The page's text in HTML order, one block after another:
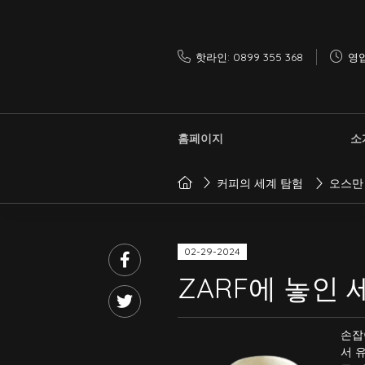
핫라인: 0899 355 368 영
홈페이지 소
커피의 세계 탐험 오스
02-29-2024
ZARF에 놓인
손
서